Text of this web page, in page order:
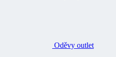
Oděvy outlet